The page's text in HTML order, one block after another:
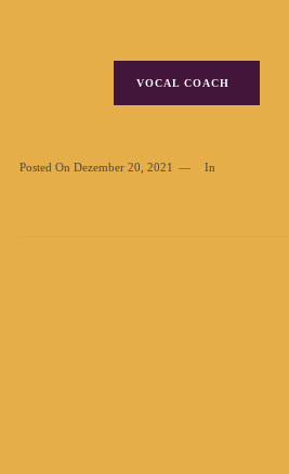
VOCAL COACH
Posted On Dezember 20, 2021 In